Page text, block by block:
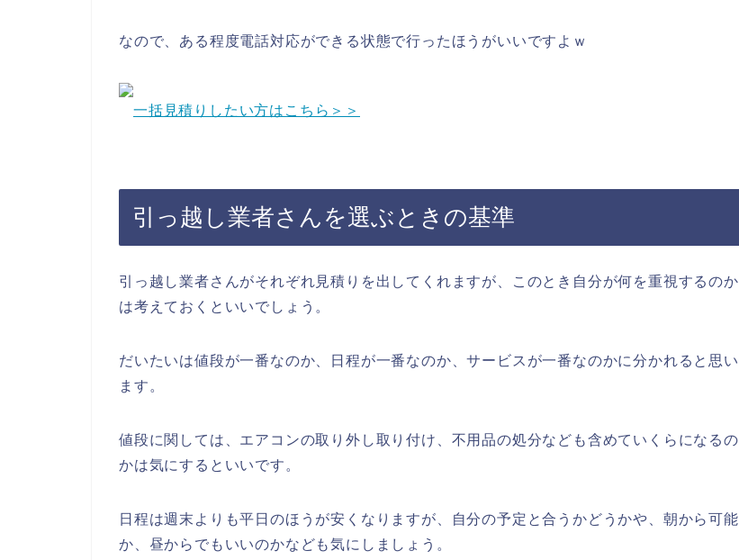
なので、ある程度電話対応ができる状態で行ったほうがいいですよｗ
一括見積りしたい方はこちら＞＞
引っ越し業者さんを選ぶときの基準
引っ越し業者さんがそれぞれ見積りを出してくれますが、このとき自分が何を重視するのか
は考えておくといいでしょう。
だいたいは値段が一番なのか、日程が一番なのか、サービスが一番なのかに分かれると思い
ます。
値段に関しては、エアコンの取り外し取り付け、不用品の処分なども含めていくらになるの
かは気にするといいです。
日程は週末よりも平日のほうが安くなりますが、自分の予定と合うかどうかや、朝から可能
か、昼からでもいいのかなども気にしましょう。